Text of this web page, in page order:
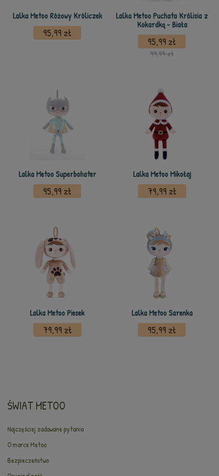
Lalka Metoo Różowy Króliczek
95,99 zł
Lalka Metoo Puchata Królisia z
Kokardką - Biała
95,99 zł
99,99 zł
Lalka Metoo Superbohater
95,99 zł
Lalka Metoo Mikołaj
79,99 zł
Lalka Metoo Piesek
79,99 zł
Lalka Metoo Sarenka
95,99 zł
ŚWIAT METOO
Najczęściej zadawane pytania
O marce Metoo
Bezpieczeństwo